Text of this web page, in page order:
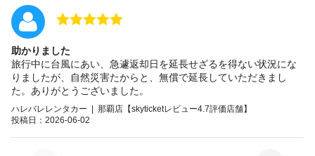
助かりました
旅行中に台風にあい、急遽返却日を延長せざるを得ない状況にな
りましたが、自然災害たからと、無償で延長していただきまし
た。ありがとうございました。
ハレバレレンタカー | 那覇店【skyticketレビュー4.7評価店舗】
投稿日：2026-06-02